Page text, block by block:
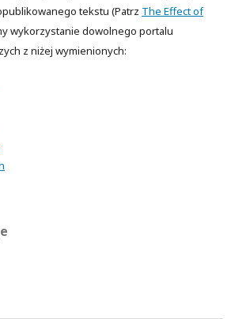
tekstu (Patrz The Effect of
wykorzystanie dowolnego portalu
z niżej wymienionych: